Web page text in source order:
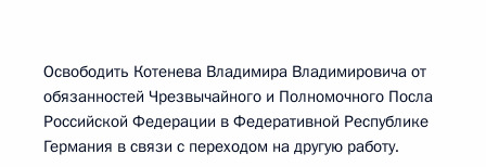
Освободить Котенева Владимира Владимировича от
обязанностей Чрезвычайного и Полномочного Посла
Российской Федерации в Федеративной Республике
Германия в связи с переходом на другую работу.